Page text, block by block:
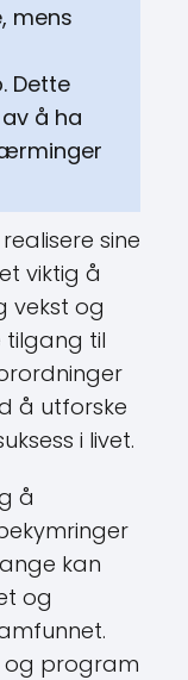
mens
Dette
å ha
sine
viktig å
vekst og
tilgang til
å utforske
i livet.
å
kan
og
og program